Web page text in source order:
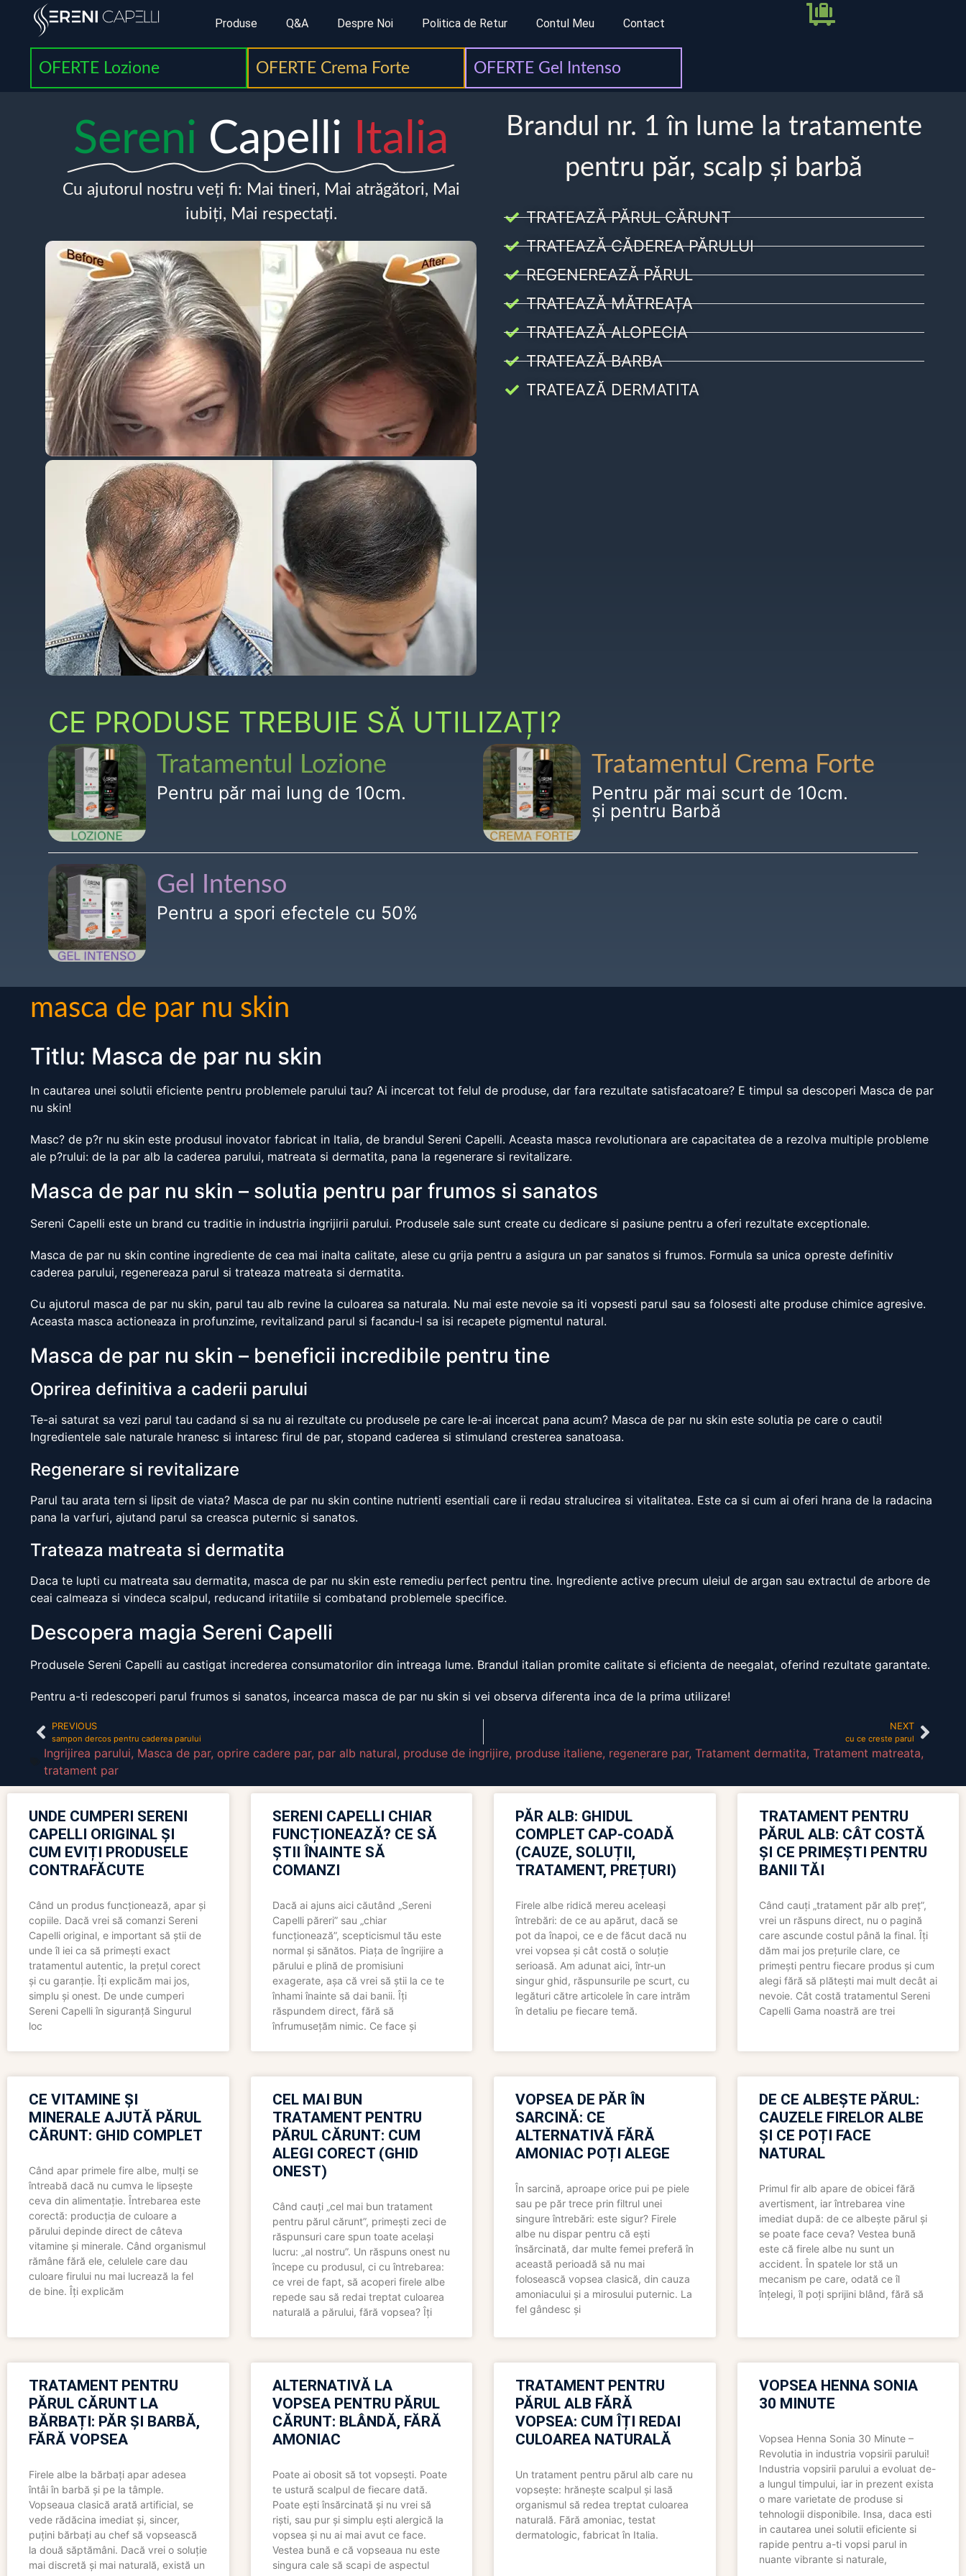
Produse Q&A Despre Noi Politica de Retur Contul Meu Contact
OFERTE Lozione OFERTE Crema Forte OFERTE Gel Intenso
Sereni Capelli Italia
Cu ajutorul nostru veți fi: Mai tineri, Mai atrăgători, Mai
iubiți, Mai respectați.
Brandul nr. 1 în lume la tratamente
pentru păr, scalp și barbă
TRATEAZĂ PĂRUL CĂRUNT
TRATEAZĂ CĂDEREA PĂRULUI
REGENEREAZĂ PĂRUL
TRATEAZĂ MĂTREAȚA
TRATEAZĂ ALOPECIA
TRATEAZĂ BARBA
TRATEAZĂ DERMATITA
CE PRODUSE TREBUIE SĂ UTILIZAȚI?
Tratamentul Lozione
Pentru păr mai lung de 10cm.
Tratamentul Crema Forte
Pentru păr mai scurt de 10cm.
și pentru Barbă
Gel Intenso
Pentru a spori efectele cu 50%
masca de par nu skin
Titlu: Masca de par nu skin
In cautarea unei solutii eficiente pentru problemele parului tau? Ai incercat tot felul de produse, dar fara rezultate satisfacatoare? E timpul sa descoperi Masca de par
nu skin!
Masc? de p?r nu skin este produsul inovator fabricat in Italia, de brandul Sereni Capelli. Aceasta masca revolutionara are capacitatea de a rezolva multiple probleme
ale p?rului: de la par alb la caderea parului, matreata si dermatita, pana la regenerare si revitalizare.
Masca de par nu skin – solutia pentru par frumos si sanatos
Sereni Capelli este un brand cu traditie in industria ingrijirii parului. Produsele sale sunt create cu dedicare si pasiune pentru a oferi rezultate exceptionale.
Masca de par nu skin contine ingrediente de cea mai inalta calitate, alese cu grija pentru a asigura un par sanatos si frumos. Formula sa unica opreste definitiv
caderea parului, regenereaza parul si trateaza matreata si dermatita.
Cu ajutorul masca de par nu skin, parul tau alb revine la culoarea sa naturala. Nu mai este nevoie sa iti vopsesti parul sau sa folosesti alte produse chimice agresive.
Aceasta masca actioneaza in profunzime, revitalizand parul si facandu-l sa isi recapete pigmentul natural.
Masca de par nu skin – beneficii incredibile pentru tine
Oprirea definitiva a caderii parului
Te-ai saturat sa vezi parul tau cadand si sa nu ai rezultate cu produsele pe care le-ai incercat pana acum? Masca de par nu skin este solutia pe care o cauti!
Ingredientele sale naturale hranesc si intaresc firul de par, stopand caderea si stimuland cresterea sanatoasa.
Regenerare si revitalizare
Parul tau arata tern si lipsit de viata? Masca de par nu skin contine nutrienti esentiali care ii redau stralucirea si vitalitatea. Este ca si cum ai oferi hrana de la radacina
pana la varfuri, ajutand parul sa creasca puternic si sanatos.
Trateaza matreata si dermatita
Daca te lupti cu matreata sau dermatita, masca de par nu skin este remediu perfect pentru tine. Ingrediente active precum uleiul de argan sau extractul de arbore de
ceai calmeaza si vindeca scalpul, reducand iritatiile si combatand problemele specifice.
Descopera magia Sereni Capelli
Produsele Sereni Capelli au castigat increderea consumatorilor din intreaga lume. Brandul italian promite calitate si eficienta de neegalat, oferind rezultate garantate.
Pentru a-ti redescoperi parul frumos si sanatos, incearca masca de par nu skin si vei observa diferenta inca de la prima utilizare!
PREVIOUS
sampon dercos pentru caderea parului
NEXT
cu ce creste parul
Ingrijirea parului, Masca de par, oprire cadere par, par alb natural, produse de ingrijire, produse italiene, regenerare par, Tratament dermatita, Tratament matreata,
tratament par
UNDE CUMPERI SERENI
CAPELLI ORIGINAL ȘI
CUM EVIȚI PRODUSELE
CONTRAFĂCUTE
Când un produs funcționează, apar și
copiile. Dacă vrei să comanzi Sereni
Capelli original, e important să știi de
unde îl iei ca să primești exact
tratamentul autentic, la prețul corect
și cu garanție. Îți explicăm mai jos,
simplu și onest. De unde cumperi
Sereni Capelli în siguranță Singurul
loc
SERENI CAPELLI CHIAR
FUNCȚIONEAZĂ? CE SĂ
ȘTII ÎNAINTE SĂ
COMANZI
Dacă ai ajuns aici căutând „Sereni
Capelli păreri” sau „chiar
funcționează”, scepticismul tău este
normal și sănătos. Piața de îngrijire a
părului e plină de promisiuni
exagerate, așa că vrei să știi la ce te
înhami înainte să dai banii. Îți
răspundem direct, fără să
înfrumusețăm nimic. Ce face și
PĂR ALB: GHIDUL
COMPLET CAP-COADĂ
(CAUZE, SOLUȚII,
TRATAMENT, PREȚURI)
Firele albe ridică mereu aceleași
întrebări: de ce au apărut, dacă se
pot da înapoi, ce e de făcut dacă nu
vrei vopsea și cât costă o soluție
serioasă. Am adunat aici, într-un
singur ghid, răspunsurile pe scurt, cu
legături către articolele în care intrăm
în detaliu pe fiecare temă.
TRATAMENT PENTRU
PĂRUL ALB: CÂT COSTĂ
ȘI CE PRIMEȘTI PENTRU
BANII TĂI
Când cauți „tratament păr alb preț”,
vrei un răspuns direct, nu o pagină
care ascunde costul până la final. Îți
dăm mai jos prețurile clare, ce
primești pentru fiecare produs și cum
alegi fără să plătești mai mult decât ai
nevoie. Cât costă tratamentul Sereni
Capelli Gama noastră are trei
CE VITAMINE ȘI
MINERALE AJUTĂ PĂRUL
CĂRUNT: GHID COMPLET
Când apar primele fire albe, mulți se
întreabă dacă nu cumva le lipsește
ceva din alimentație. Întrebarea este
corectă: producția de culoare a
părului depinde direct de câteva
vitamine și minerale. Când organismul
rămâne fără ele, celulele care dau
culoare firului nu mai lucrează la fel
de bine. Îți explicăm
CEL MAI BUN
TRATAMENT PENTRU
PĂRUL CĂRUNT: CUM
ALEGI CORECT (GHID
ONEST)
Când cauți „cel mai bun tratament
pentru părul cărunt”, primești zeci de
răspunsuri care spun toate același
lucru: „al nostru”. Un răspuns onest nu
începe cu produsul, ci cu întrebarea:
ce vrei de fapt, să acoperi firele albe
repede sau să redai treptat culoarea
naturală a părului, fără vopsea? Îți
VOPSEA DE PĂR ÎN
SARCINĂ: CE
ALTERNATIVĂ FĂRĂ
AMONIAC POȚI ALEGE
În sarcină, aproape orice pui pe piele
sau pe păr trece prin filtrul unei
singure întrebări: este sigur? Firele
albe nu dispar pentru că ești
însărcinată, dar multe femei preferă în
această perioadă să nu mai
folosească vopsea clasică, din cauza
amoniacului și a mirosului puternic. La
fel gândesc și
DE CE ALBEȘTE PĂRUL:
CAUZELE FIRELOR ALBE
ȘI CE POȚI FACE
NATURAL
Primul fir alb apare de obicei fără
avertisment, iar întrebarea vine
imediat după: de ce albește părul și
se poate face ceva? Vestea bună
este că firele albe nu sunt un
accident. În spatele lor stă un
mecanism pe care, odată ce îl
înțelegi, îl poți sprijini blând, fără să
TRATAMENT PENTRU
PĂRUL CĂRUNT LA
BĂRBAȚI: PĂR ȘI BARBĂ,
FĂRĂ VOPSEA
Firele albe la bărbați apar adesea
întâi în barbă și pe la tâmple.
Vopseaua clasică arată artificial, se
vede rădăcina imediat și, sincer,
puțini bărbați au chef să vopsească
la două săptămâni. Dacă vrei o soluție
mai discretă și mai naturală, există un
ALTERNATIVĂ LA
VOPSEA PENTRU PĂRUL
CĂRUNT: BLÂNDĂ, FĂRĂ
AMONIAC
Poate ai obosit să tot vopsești. Poate
te ustură scalpul de fiecare dată.
Poate ești însărcinată și nu vrei să
riști, sau pur și simplu ești alergică la
vopsea și nu ai mai avut ce face.
Vestea bună e că vopseaua nu este
singura cale să scapi de aspectul
TRATAMENT PENTRU
PĂRUL ALB FĂRĂ
VOPSEA: CUM ÎȚI REDAI
CULOAREA NATURALĂ
Un tratament pentru părul alb care nu
vopsește: hrănește scalpul și lasă
organismul să redea treptat culoarea
naturală. Fără amoniac, testat
dermatologic, fabricat în Italia.
VOPSEA HENNA SONIA
30 MINUTE
Vopsea Henna Sonia 30 Minute –
Revolutia in industria vopsirii parului!
Industria vopsirii parului a evoluat de-
a lungul timpului, iar in prezent exista
o mare varietate de produse si
tehnologii disponibile. Insa, daca esti
in cautarea unei solutii eficiente si
rapide pentru a-ti vopsi parul in
nuante vibrante si naturale,